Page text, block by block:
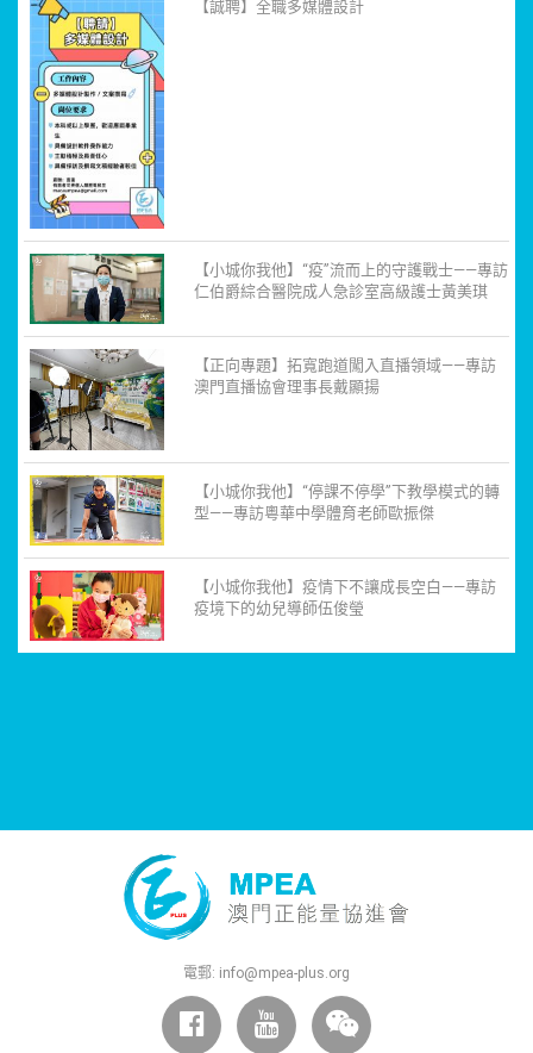
【誠聘】全職多媒體設計
【小城你我他】“疫”流而上的守護戰士——專訪
仁伯爵綜合醫院成人急診室高級護士黃美琪
【正向專題】拓寬跑道闖入直播領域——專訪
澳門直播協會理事長戴顯揚
【小城你我他】“停課不停學”下教學模式的轉
型——專訪粵華中學體育老師歐振傑
【小城你我他】疫情下不讓成長空白——專訪
疫境下的幼兒導師伍俊瑩
電郵: info@mpea-plus.org